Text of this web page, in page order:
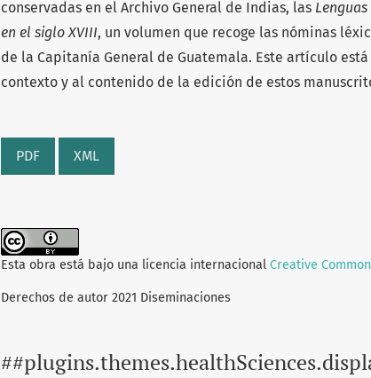
conservadas en el Archivo General de Indias, las
en el siglo XVIII, un volumen que recoge las nóminas
de la Capitanía General de Guatemala. Este artículo
contexto y al contenido de la edición de estos
PDF XML
Esta obra está bajo una licencia internacional Creative
Derechos de autor 2021 Diseminaciones